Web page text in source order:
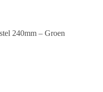
240mm – Groen